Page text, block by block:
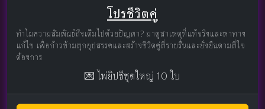
โปรชีวิตคู่
ทำไมความสัมพันธ์ถึงเต็มไปด้วยปัญหา? มาดูสาเหตุที่แท้จริงและหาทาง
แก้ไข เพื่อก้าวข้ามทุกอุปสรรคและสร้างชีวิตคู่ที่ราบรื่นและยั่งยืนตามที่ใจ
ต้องการ
💌 ไพ่ยิปซีชุดใหญ่ 10 ใบ